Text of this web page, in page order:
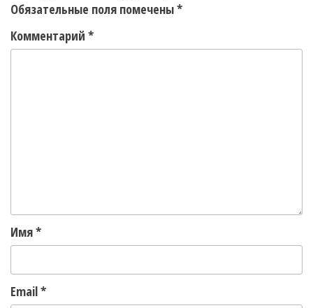
Обязательные поля помечены*
Комментарий *
Имя*
Email*